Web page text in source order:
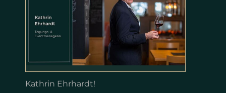
Kathrin Ehrhardt!